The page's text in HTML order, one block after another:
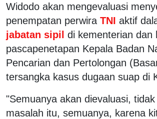
Widodo akan mengevaluasi
penempatan perwira TNI aktif
jabatan sipil di kementerian dan
pascapenetapan Kepala Badan
Pencarian dan Pertolongan
tersangka kasus dugaan suap di
"Semuanya akan dievaluasi,
masalah itu, semuanya, karena